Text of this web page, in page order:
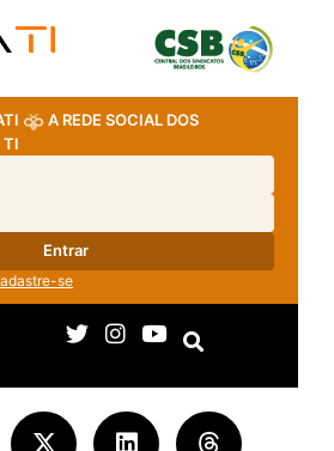
A REDE SOCIAL DOS
TI
Entrar
se